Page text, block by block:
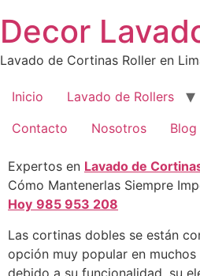
al
contenido
Decor
Lavado de Cortinas Roller en
Inicio Lavado de Rollers
Contacto
Nosotros Blog
Expertos en Lavado de
Cómo Mantenerlas Siempre
Hoy 985 953 208
Las cortinas dobles se están
opción muy popular en
debido a su funcionalidad, su